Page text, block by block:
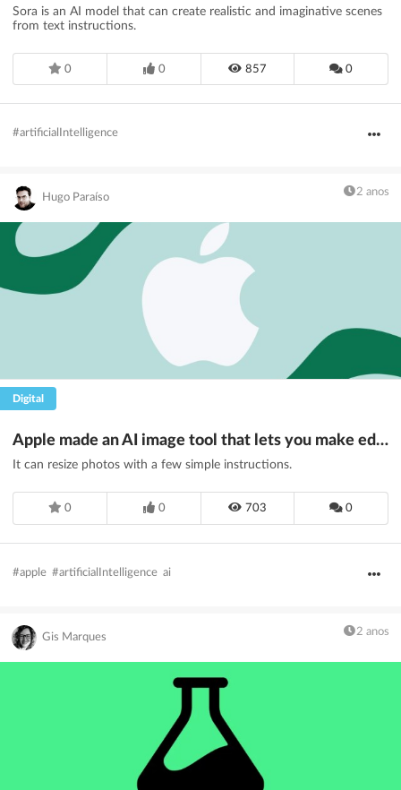
Sora is an AI model that can create realistic and imaginative scenes
from text instructions.
0 0 857 0
#artificialIntelligence
Hugo Paraíso 2 anos
Digital
Apple made an AI image tool that lets you make edits by describing them
It can resize photos with a few simple instructions.
0 0 703 0
#apple #artificialIntelligence ai
Gis Marques 2 anos